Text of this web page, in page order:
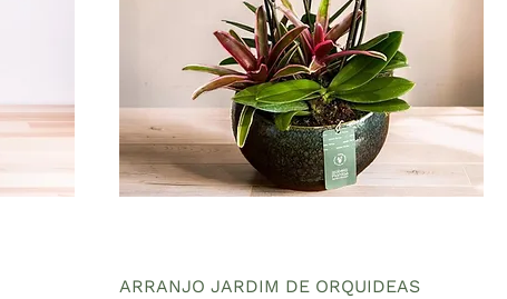
ARRANJO JARDIM DE ORQUIDEAS